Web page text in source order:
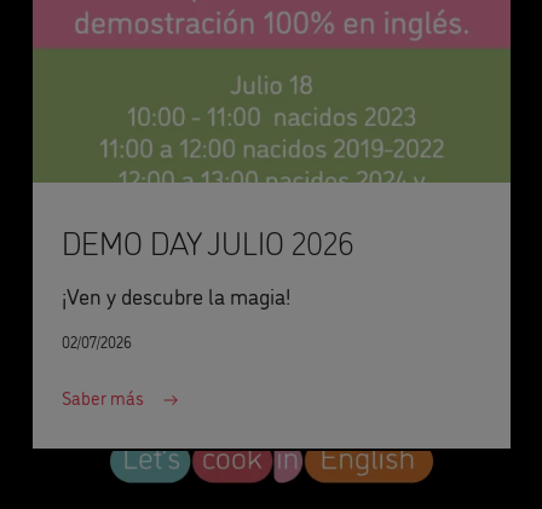
DEMO DAY JULIO 2026
¡Ven y descubre la magia!
02/07/2026
Saber más